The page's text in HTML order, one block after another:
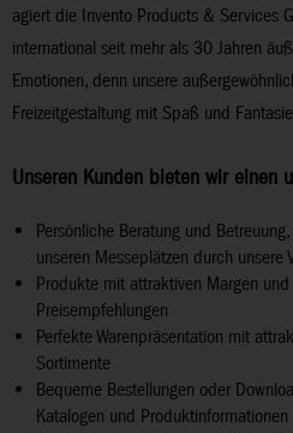
agiert die Invento Products & Services
international seit mehr als 30 Jahren
Emotionen, denn unsere
Freizeitgestaltung mit Spaß und
Unseren Kunden bieten wir einen
Persönliche Beratung und
unseren Messeplätzen durch unsere
Produkte mit attraktiven Margen
Preisempfehlungen
Perfekte Warenpräsentation mit
Sortimente
Bequeme Bestellungen oder
Katalogen und